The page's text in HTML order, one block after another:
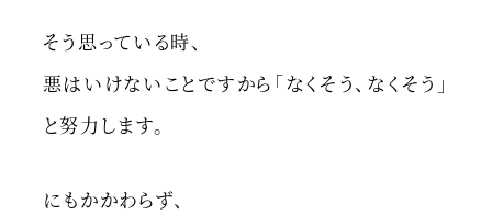
そう思っている時、
悪はいけないことですから「なくそう、なくそう」
と努力します。
にもかかわらず、